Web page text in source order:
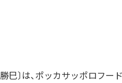
巳〕は、ポッカサッポロフ